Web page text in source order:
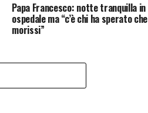
Papa Francesco: notte tranquilla in
ospedale ma “c’è chi ha sperato che
morissi”